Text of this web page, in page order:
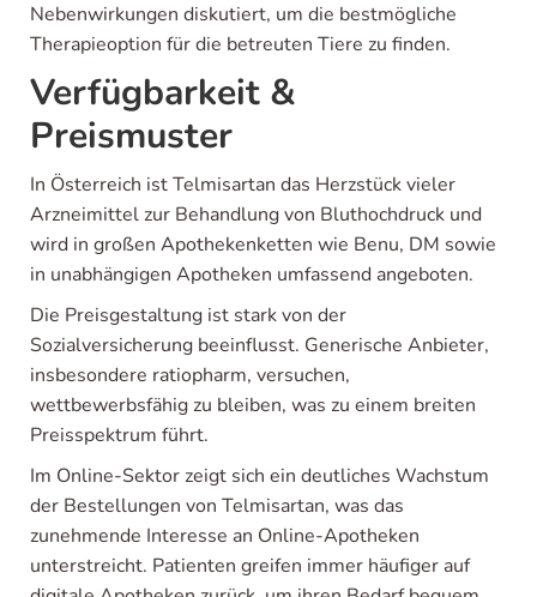
Nebenwirkungen diskutiert, um die bestmögliche
Therapieoption für die betreuten Tiere zu finden.
Verfügbarkeit &
Preismuster
In Österreich ist Telmisartan das Herzstück vieler
Arzneimittel zur Behandlung von Bluthochdruck und
wird in großen Apothekenketten wie Benu, DM sowie
in unabhängigen Apotheken umfassend angeboten.
Die Preisgestaltung ist stark von der
Sozialversicherung beeinflusst. Generische Anbieter,
insbesondere ratiopharm, versuchen,
wettbewerbsfähig zu bleiben, was zu einem breiten
Preisspektrum führt.
Im Online-Sektor zeigt sich ein deutliches Wachstum
der Bestellungen von Telmisartan, was das
zunehmende Interesse an Online-Apotheken
unterstreicht. Patienten greifen immer häufiger auf